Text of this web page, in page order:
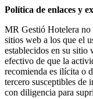
Política de enlaces y
MR Gestió Hotelera no
sitios web a los que el
establecidos en su sitio
efectivo de que la
recomienda es ilícita o
tercero susceptibles de
con diligencia para